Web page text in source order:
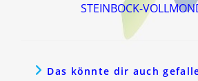
STEINBOCK-
Das könnte dir auch